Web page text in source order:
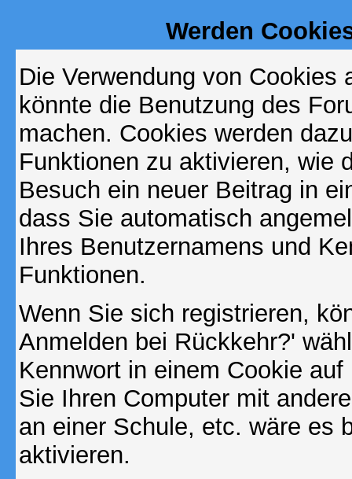
Werden
Die Verwendung von
könnte die Benutzung des
machen. Cookies werden
Funktionen zu aktivieren, wie
Besuch ein neuer Beitrag in
dass Sie automatisch
Ihres Benutzernamens und
Funktionen.
Wenn Sie sich registrieren,
Anmelden bei Rückkehr?'
Kennwort in einem Cookie
Sie Ihren Computer mit
an einer Schule, etc. wäre es
aktivieren.